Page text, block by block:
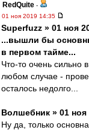
RedQuite -
01 ноя 2019 14:35
Superfuzz » 01 ноя
...вышли бы
в первом тайме...
Что-то очень сильно
любом случае -
осталось недолго...
Волшебник » 01 ноя
Ну да, только